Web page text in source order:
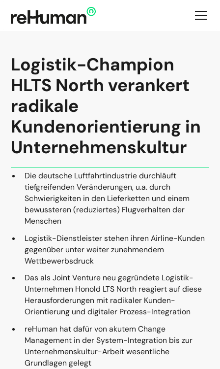
Logistik-Champion
HLTS North verankert
radikale
Kundenorientierung in
Unternehmenskultur
Die deutsche Luftfahrtindustrie durchläuft
tiefgreifenden Veränderungen, u.a. durch
Schwierigkeiten in den Lieferketten und einem
bewussteren (reduziertes) Flugverhalten der
Menschen
Logistik-Dienstleister stehen ihren Airline-Kunden
gegenüber unter weiter zunehmendem
Wettbewerbsdruck
Das als Joint Venture neu gegründete Logistik-
Unternehmen Honold LTS North reagiert auf diese
Herausforderungen mit radikaler Kunden-
Orientierung und digitaler Prozess-Integration
reHuman hat dafür von akutem Change
Management in der System-Integration bis zur
Unternehmenskultur-Arbeit wesentliche
Grundlagen gelegt